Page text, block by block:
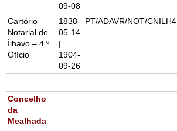
09-08
Cartório
Notarial de
Ílhavo – 4.º
Ofício
1838-
05-14
|
1904-
09-26
PT/ADAVR/NOT/CNILH4
Concelho
da
Mealhada